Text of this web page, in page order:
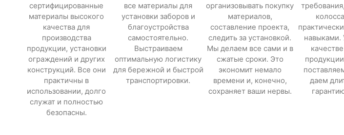
сертифицированные
материалы высокого
качества для
производства
продукции, установки
ограждений и других
конструкций. Все они
практичны в
использовании, долго
служат и полностью
безопасны.
все материалы для
установки заборов и
благоустройства
самостоятельно.
Выстраиваем
оптимальную логистику
для бережной и быстрой
транспортировки.
организовывать покупку
материалов,
составление проекта,
следить за установкой.
Мы делаем все сами и в
сжатые сроки. Это
экономит немало
времени и, конечно,
сохраняет ваши нервы.
навыками.
даем